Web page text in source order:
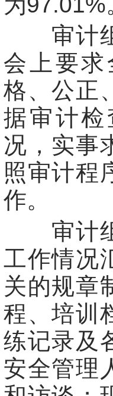
审计组
会上要
格、公正
据审计
况，实事
照审计程
作。
审计组
工作情况
关的规章
程、培训
练记录及
安全管理